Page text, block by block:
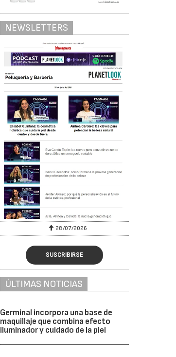
NEWSLETTERS
28/07/2026
SUSCRIBIRSE
ÚLTIMAS NOTICIAS
Germinal incorpora una base de
maquillaje que combina efecto
iluminador y cuidado de la piel